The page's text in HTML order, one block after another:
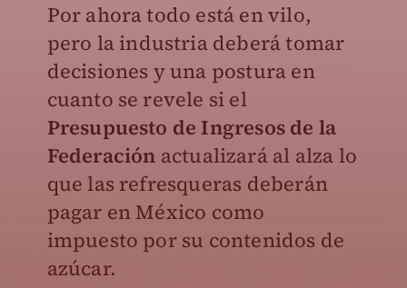
Por ahora todo está en vilo,
pero la industria deberá tomar
decisiones y una postura en
cuanto se revele si el
Presupuesto de Ingresos de la
Federación actualizará al alza lo
que las refresqueras deberán
pagar en México como
impuesto por su contenidos de
azúcar.